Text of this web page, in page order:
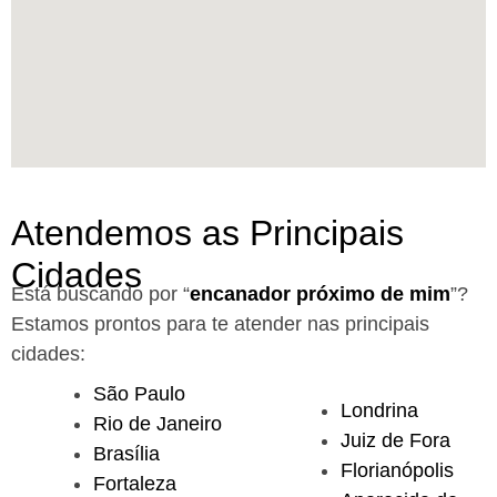
Atendemos as Principais
Cidades
Está buscando por “encanador próximo de mim”?
Estamos prontos para te atender nas principais
cidades:
São Paulo
Rio de Janeiro
Brasília
Fortaleza
Londrina
Juiz de Fora
Florianópolis